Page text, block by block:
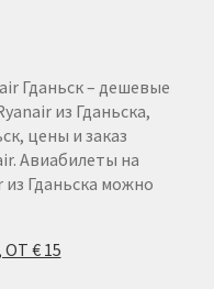
Гданьск – дешевые
из Гданьска,
цены и заказ
Авиабилеты на
Гданьска можно
€ 15